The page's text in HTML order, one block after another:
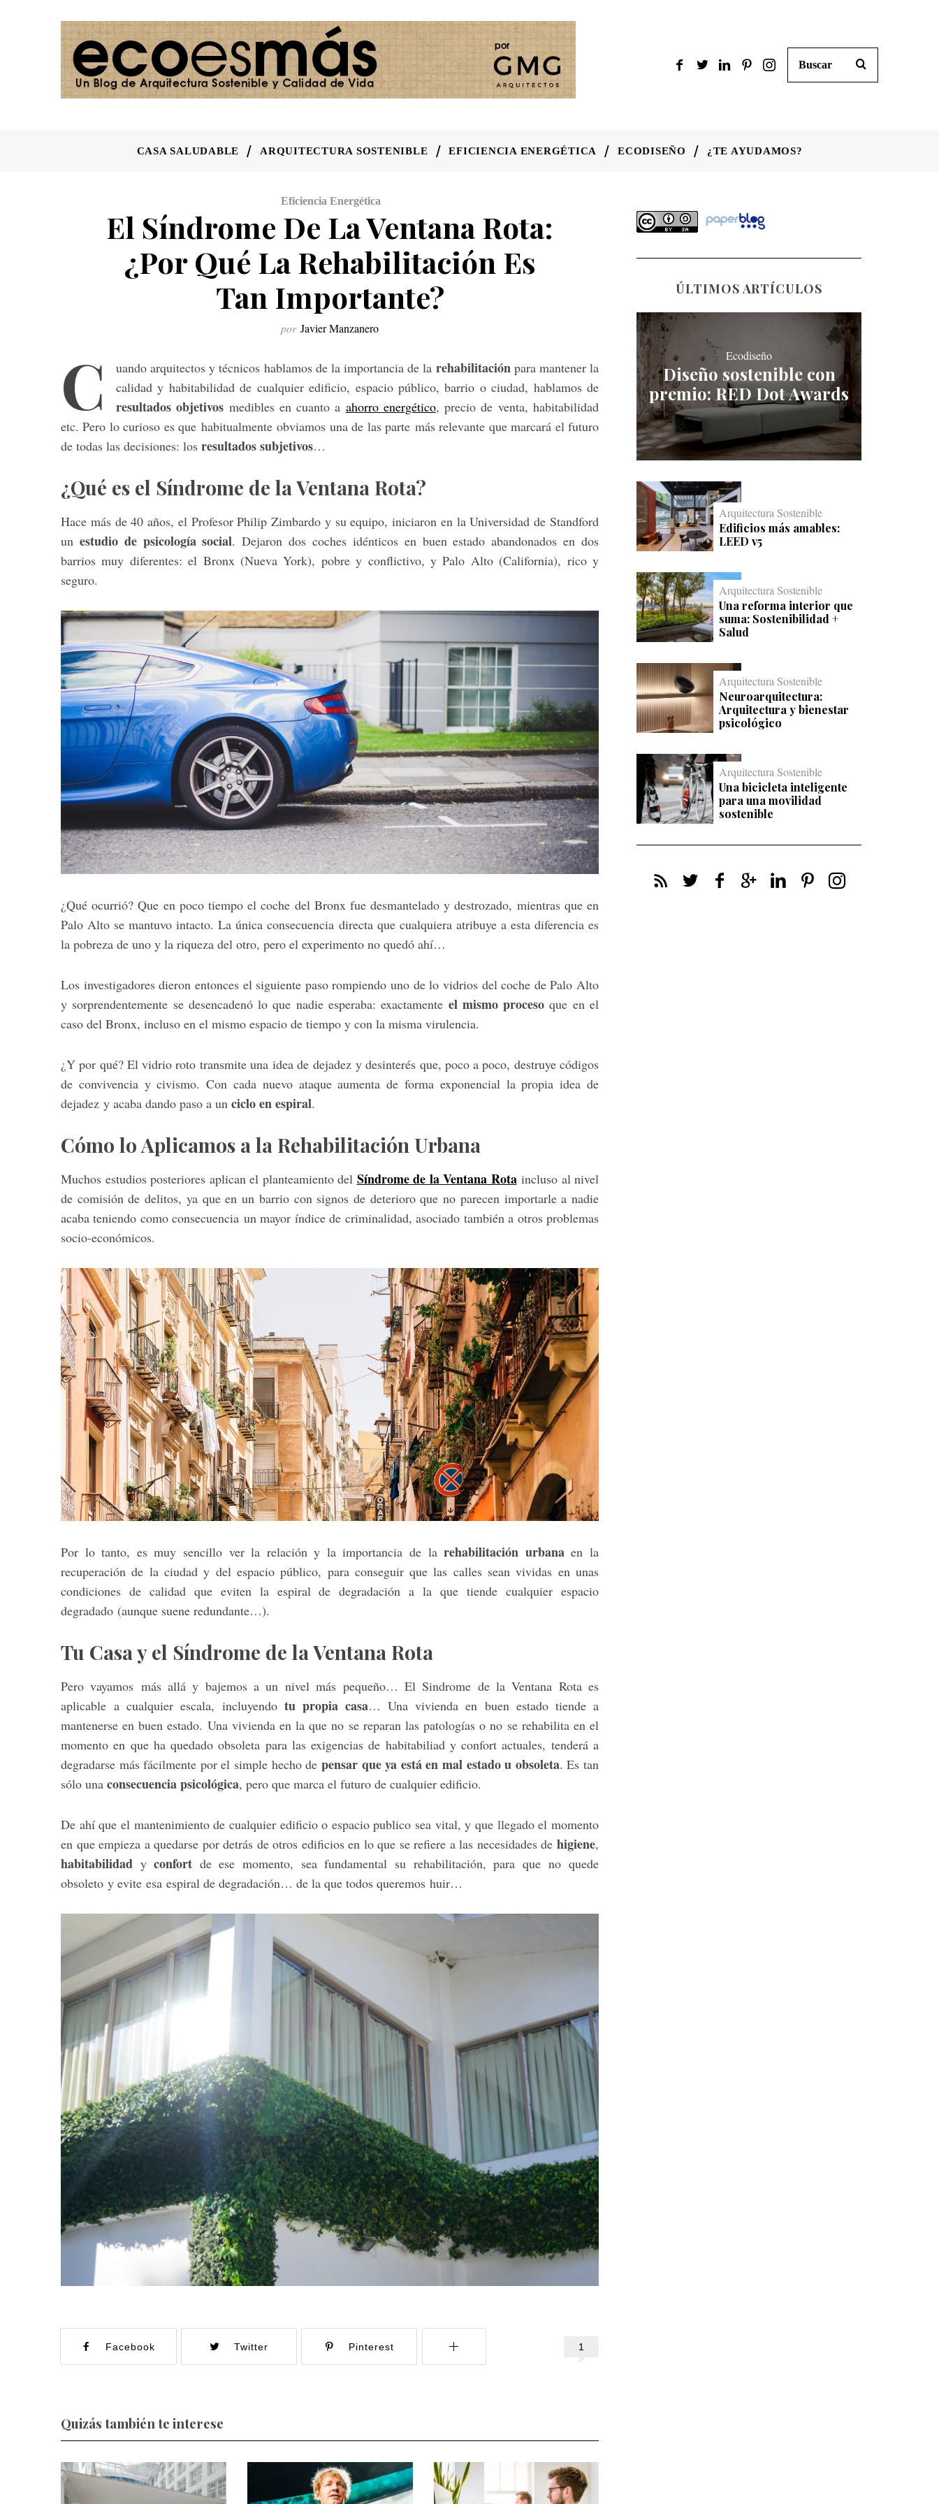
CASA SALUDABLE ARQUITECTURA SOSTENIBLE EFICIENCIA ENERGÉTICA ECODISEÑO ¿TE AYUDAMOS?
Eficiencia Energética
El Síndrome De La Ventana Rota:
¿Por Qué La Rehabilitación Es
Tan Importante?
por Javier Manzanero
C uando arquitectos y técnicos hablamos de la importancia de la rehabilitaciónpara mantener la
calidad y habitabilidad de cualquier edificio, espacio público, barrio o ciudad, hablamos de
resultados objetivos medibles en cuanto a ahorro energético, precio de venta, habitabilidad
etc. Pero lo curioso es que habitualmente obviamos una de las parte más relevante que marcará el futuro
de todas las decisiones: los resultados subjetivos…
¿Qué es el Síndrome de la Ventana Rota?
Hace más de 40 años, el Profesor Philip Zimbardo y su equipo, iniciaron en la Universidad de Standford
un estudio de psicología social. Dejaron dos coches idénticos en buen estado abandonados en dos
barrios muy diferentes: el Bronx (Nueva York), pobre y conflictivo, y Palo Alto (California), rico y
seguro.
¿Qué ocurrió? Que en poco tiempo el coche del Bronx fue desmantelado y destrozado, mientras que en
Palo Alto se mantuvo intacto. La única consecuencia directa que cualquiera atribuye a esta diferencia es
la pobreza de uno y la riqueza del otro, pero el experimento no quedó ahí…
Los investigadores dieron entonces el siguiente paso rompiendo uno de lo vidrios del coche de Palo Alto
y sorprendentemente se desencadenó lo que nadie esperaba: exactamente el mismo proceso que en el
caso del Bronx, incluso en el mismo espacio de tiempo y con la misma virulencia.
¿Y por qué? El vidrio roto transmite una idea de dejadez y desinterés que, poco a poco, destruye códigos
de convivencia y civismo. Con cada nuevo ataque aumenta de forma exponencial la propia idea de
dejadez y acaba dando paso a un ciclo en espiral.
Cómo lo Aplicamos a la Rehabilitación Urbana
Muchos estudios posteriores aplican el planteamiento del Síndrome de la Ventana Rotaincluso al nivel
de comisión de delitos, ya que en un barrio con signos de deterioro que no parecen importarle a nadie
acaba teniendo como consecuencia un mayor índice de criminalidad, asociado también a otros problemas
socio-económicos.
Por lo tanto, es muy sencillo ver la relación y la importancia de larehabilitación urbanaen la
recuperación de la ciudad y del espacio público, para conseguir que las calles sean vividas en unas
condiciones de calidad que eviten la espiral de degradación a la que tiende cualquier espacio
degradado (aunque suene redundante…).
Tu Casa y el Síndrome de la Ventana Rota
Pero vayamos más allá y bajemos a un nivel más pequeño… El Sindrome de la Ventana Rota es
aplicable a cualquier escala, incluyendo tu propia casa… Una vivienda en buen estado tiende a
mantenerse en buen estado. Una vivienda en la que no se reparan las patologías o no se rehabilita en el
momento en que ha quedado obsoleta para las exigencias de habitabiliad y confort actuales, tenderá a
degradarse más fácilmente por el simple hecho de pensar que ya está en mal estado u obsoleta. Es tan
sólo una consecuencia psicológica, pero que marca el futuro de cualquier edificio.
De ahí que el mantenimiento de cualquier edificio o espacio publico sea vital, y que llegado el momento
en que empieza a quedarse por detrás de otros edificios en lo que se refiere a las necesidades de higiene,
habitabilidad yconfort de ese momento, sea fundamental su rehabilitación, para que no quede
obsoleto y evite esa espiral de degradación… de la que todos queremos huir…
1
Facebook Twitter Pinterest
Quizás también te interese
ÚLTIMOS ARTÍCULOS
Ecodiseño
Diseño sostenible con
premio: RED Dot Awards
Arquitectura Sostenible
Edificios más amables:
LEED v5
Arquitectura Sostenible
Una reforma interior que
suma: Sostenibilidad +
Salud
Arquitectura Sostenible
Neuroarquitectura:
Arquitectura y bienestar
psicológico
Arquitectura Sostenible
Una bicicleta inteligente
para una movilidad
sostenible